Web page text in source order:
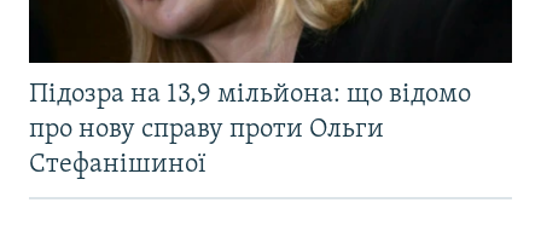
Підозра на 13,9 мільйона: що відомо
про нову справу проти Ольги
Стефанішиної